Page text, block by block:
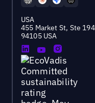
USA
455 Market St, Ste
94105 USA